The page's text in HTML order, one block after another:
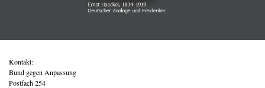
Kontakt:
Bund gegen Anpassung
Postfach 254